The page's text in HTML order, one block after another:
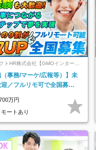
トHR株式会社【GMOインターネ
プ】
（事務/マーケ/広報等）】未
／フルリモ可で全国募
万円
ートあり